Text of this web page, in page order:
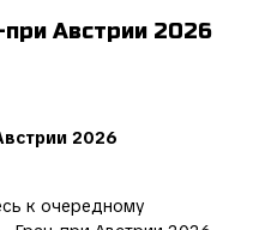
Австрии 2026
2026
к очередному